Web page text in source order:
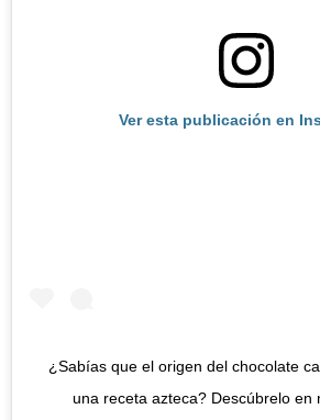
Ver esta publicación en
¿Sabías que el origen del chocolate
una receta azteca? Descúbrelo en